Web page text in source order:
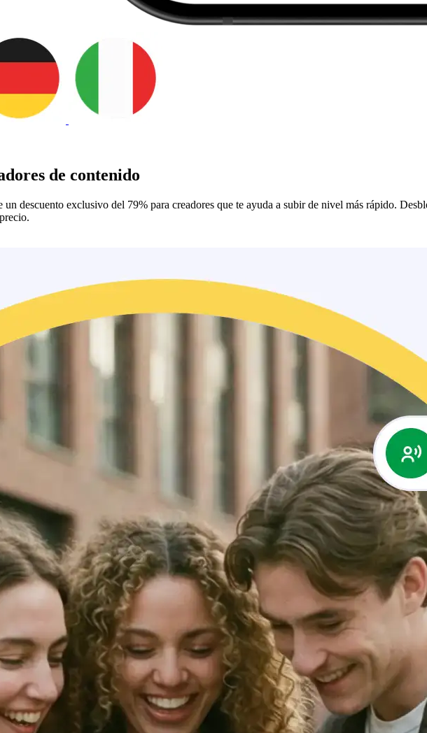
de contenido
descuento exclusivo del 79% para creadores que te ayuda a subir de nivel más rápido.